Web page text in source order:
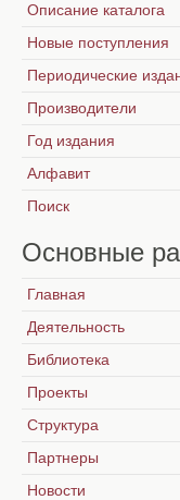
Описание каталога
Новые поступления
Периодические
Производители
Год издания
Алфавит
Поиск
Основные
Главная
Деятельность
Библиотека
Проекты
Структура
Партнеры
Новости